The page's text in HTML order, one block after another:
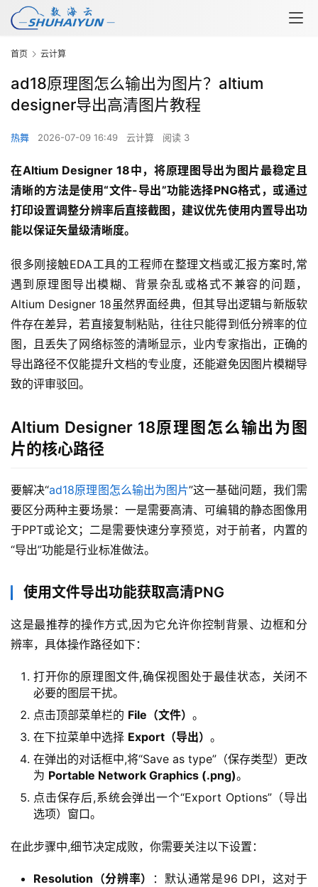
首页 云计算
ad18原理图怎么输出为图片？altium
designer导出高清图片教程
热舞 2026-07-09 16:49 云计算 阅读 3
在Altium Designer 18中，将原理图导出为图片最稳定且
清晰的方法是使用“文件-导出”功能选择PNG格式，或通过
打印设置调整分辨率后直接截图，建议优先使用内置导出功
能以保证矢量级清晰度。
很多刚接触EDA工具的工程师在整理文档或汇报方案时,常
遇到原理图导出模糊、背景杂乱或格式不兼容的问题，
Altium Designer 18虽然界面经典，但其导出逻辑与新版软
件存在差异，若直接复制粘贴，往往只能得到低分辨率的位
图，且丢失了网络标签的清晰显示，业内专家指出，正确的
导出路径不仅能提升文档的专业度，还能避免因图片模糊导
致的评审驳回。
Altium Designer 18原理图怎么输出为图
片的核心路径
要解决“ad18原理图怎么输出为图片”这一基础问题，我们需
要区分两种主要场景：一是需要高清、可编辑的静态图像用
于PPT或论文；二是需要快速分享预览，对于前者，内置的
“导出”功能是行业标准做法。
使用文件导出功能获取高清PNG
这是最推荐的操作方式,因为它允许你控制背景、边框和分
辨率，具体操作路径如下：
打开你的原理图文件,确保视图处于最佳状态，关闭不
必要的图层干扰。
点击顶部菜单栏的 File（文件） 。
在下拉菜单中选择 Export（导出） 。
在弹出的对话框中,将“Save as type”（保存类型）更改
为 Portable Network Graphics (.png)。
点击保存后,系统会弹出一个“Export Options”（导出
选项）窗口。
在此步骤中,细节决定成败，你需要关注以下设置：
Resolution（分辨率）
：默认通常是96 DPI，这对于